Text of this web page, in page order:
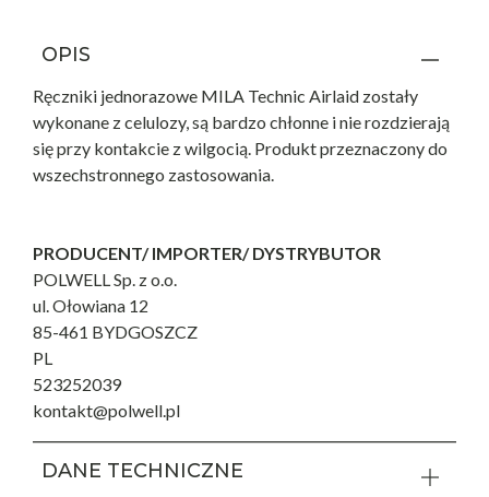
OPIS
Ręczniki jednorazowe MILA Technic Airlaid zostały
wykonane z celulozy, są bardzo chłonne i nie rozdzierają
się przy kontakcie z wilgocią. Produkt przeznaczony do
wszechstronnego zastosowania.
PRODUCENT/ IMPORTER/ DYSTRYBUTOR
POLWELL Sp. z o.o.
ul. Ołowiana 12
85-461 BYDGOSZCZ
PL
523252039
kontakt@polwell.pl
DANE TECHNICZNE